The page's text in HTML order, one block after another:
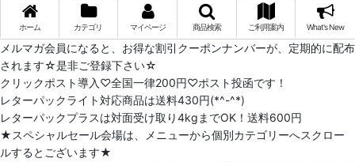
ホーム カテゴリ マイページ 商品検索 ご利用案内 What's New
メルマガ会員になると、お得な割引クーポンナンバーが、定期的に配布
されます☆是非ご登録下さい☆
クリックポスト導入♡全国一律200円♡ポスト投函です！
レターパックライト対応商品は送料430円(*^-^*)
レターパックプラスは対面受け取り4kgまでOK！送料600円
★スペシャルセール会場は、メニューから個別カテゴリーへスクロー
ルするとございます★